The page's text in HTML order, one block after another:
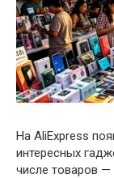
На AliExpress
интересных
числе товаров